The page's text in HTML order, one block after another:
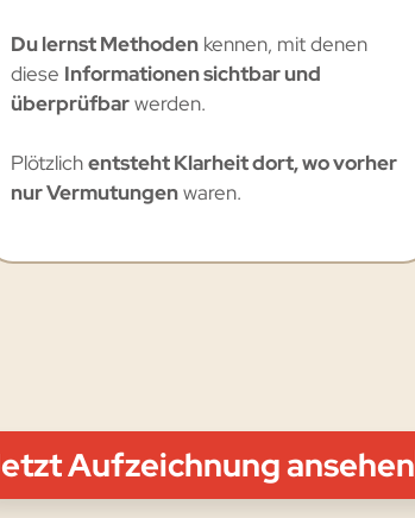
Du lernst Methodenkennen, mit denen
diese Informationen sichtbar und
überprüfbarwerden.
Plötzlichentsteht Klarheit dort, wo vorher
nur Vermutungenwaren.
Aufzeichnung ansehen